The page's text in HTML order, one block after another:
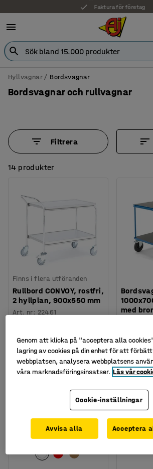
Faktura för företag
Hyllvagnar Bordsvagnar
Bordsvagnar och rullvagnar
Filtrera
14 produkter
Finns i flera utföranden
Rullbord CONVOY, rostfri,
2 hyllplan, 900x550 mm
Art. nr: 22461
7 395 kr
exkl. moms
KÖP
med
3 595
exkl.
Genom att klicka på "acceptera alla
lagring av cookies på din enhet för att
webbplatsen, analysera webbplatsens
våra marknadsföringsinsatser. Läs vår
Cookie-inställningar
Avvisa alla Acceptera